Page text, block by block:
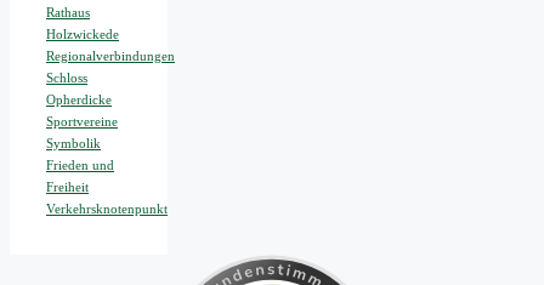
Rathaus
Holzwickede
Regionalverbindungen
Schloss
Opherdicke
Sportvereine
Symbolik
Frieden und
Freiheit
Verkehrsknotenpunkt